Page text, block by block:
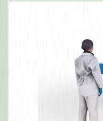
Higiene de las